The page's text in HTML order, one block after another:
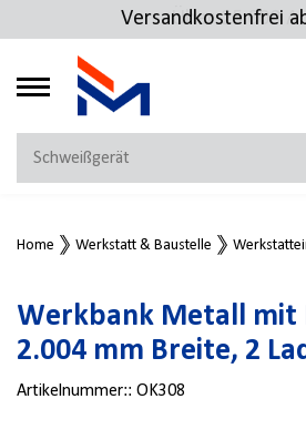
Über 25.000
Versandkostenfrei
4.72
MEIN KONTO
Jetzt anmelden
NEU BEI FMOSER?
Jetzt registrieren
Home Werkstatt & Baustelle
Werkbank Metall mit
2.004 mm Breite, 2
Artikelnummer:: OK308